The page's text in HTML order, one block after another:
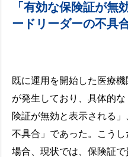
「有効な保険証が無
ードリーダーの不具
既に運用を開始した医療
が発生しており、具体的
険証が無効と表示される
不具合」であった。こう
場合、現状では、保険証